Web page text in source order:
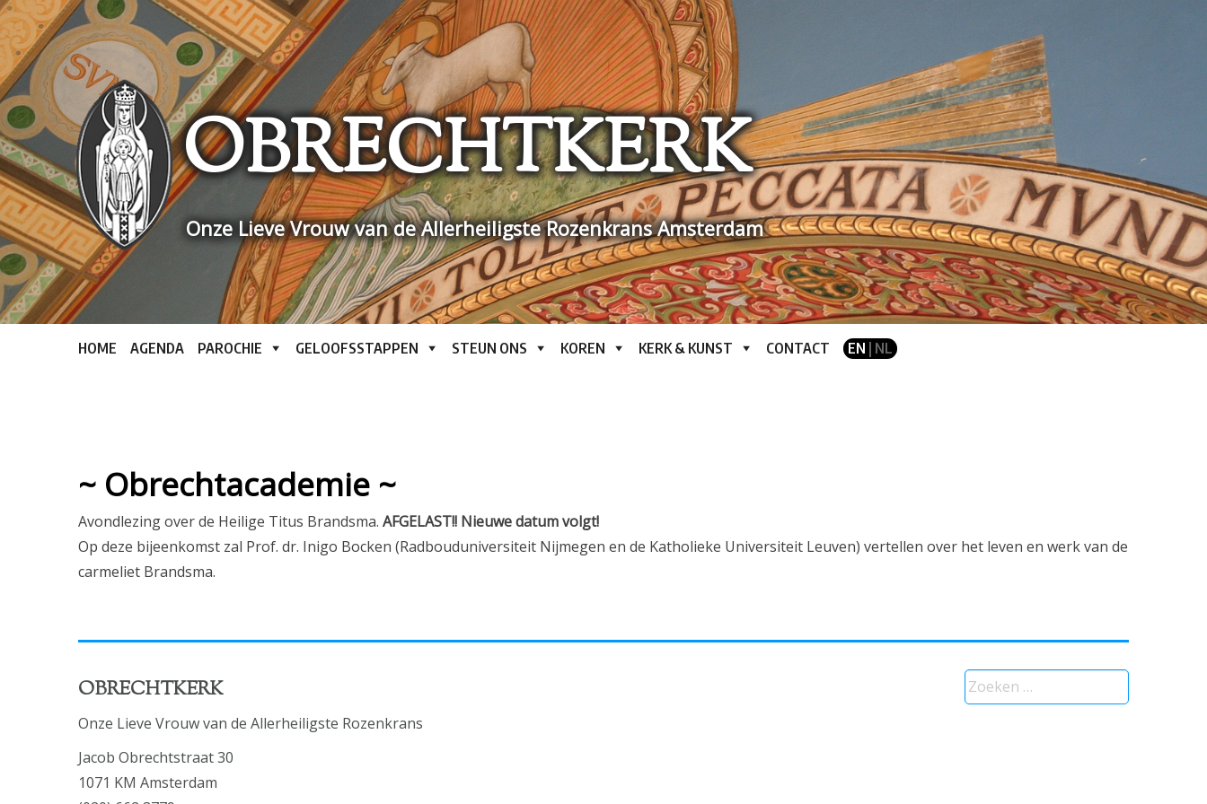
Skip
to
content
OBRECHTKERK
Onze Lieve Vrouw van de Allerheiligste Rozenkrans Amsterdam
HOME AGENDA PAROCHIE GELOOFSSTAPPEN STEUN ONS KOREN KERK & KUNST CONTACT EN | NL
~ Obrechtacademie ~
Avondlezing over de Heilige Titus Brandsma. AFGELAST!! Nieuwe datum volgt!
Op deze bijeenkomst zal Prof. dr. Inigo Bocken (Radbouduniversiteit Nijmegen en de Katholieke Universiteit Leuven) vertellen over het leven en werk van de
carmeliet Brandsma.
OBRECHTKERK
Onze Lieve Vrouw van de Allerheiligste Rozenkrans
Jacob Obrechtstraat 30
1071 KM Amsterdam
Zoeken
naar: